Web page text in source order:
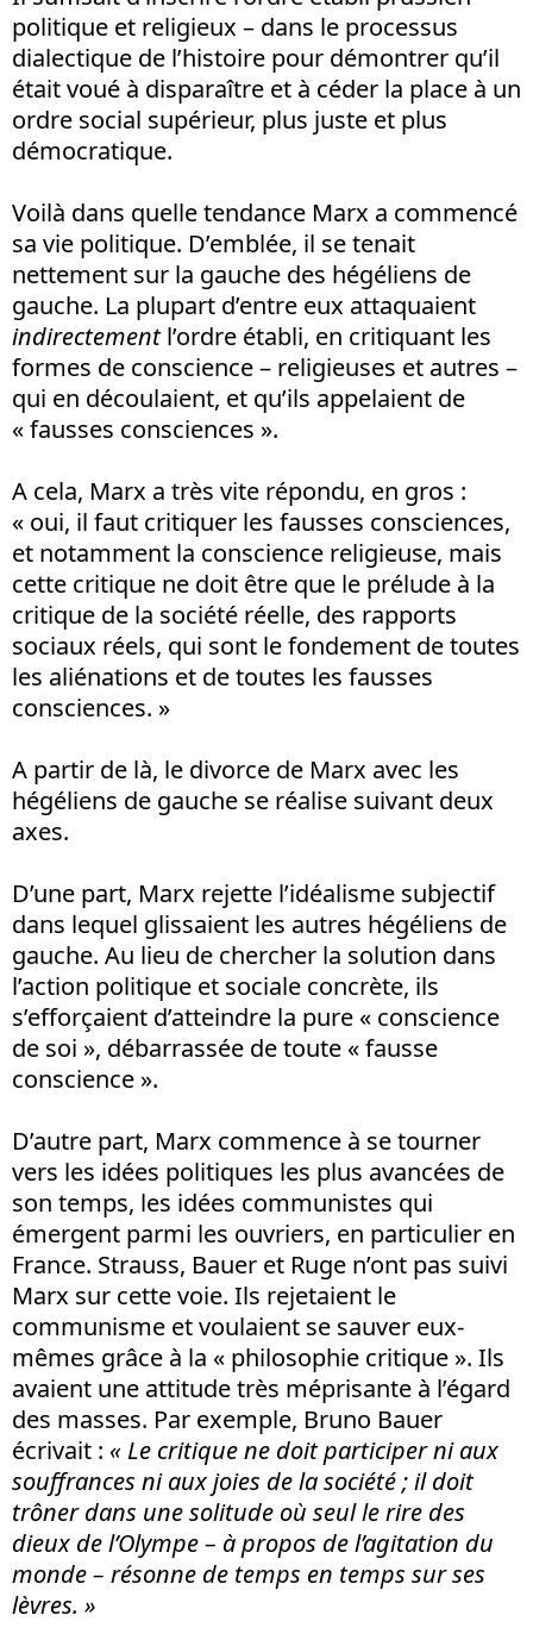
politique et religieux – dans le processus
dialectique de l’histoire pour démontrer qu’il
était voué à disparaître et à céder la place à un
ordre social supérieur, plus juste et plus
démocratique.
Voilà dans quelle tendance Marx a commencé
sa vie politique. D’emblée, il se tenait
nettement sur la gauche des hégéliens de
gauche. La plupart d’entre eux attaquaient
indirectementl’ordre établi, en critiquant les
formes de conscience – religieuses et autres –
qui en découlaient, et qu’ils appelaient de
« fausses consciences ».
A cela, Marx a très vite répondu, en gros :
« oui, il faut critiquer les fausses consciences,
et notamment la conscience religieuse, mais
cette critique ne doit être que le prélude à la
critique de la société réelle, des rapports
sociaux réels, qui sont le fondement de toutes
les aliénations et de toutes les fausses
consciences. »
A partir de là, le divorce de Marx avec les
hégéliens de gauche se réalise suivant deux
axes.
D’une part, Marx rejette l’idéalisme subjectif
dans lequel glissaient les autres hégéliens de
gauche. Au lieu de chercher la solution dans
l’action politique et sociale concrète, ils
s’efforçaient d’atteindre la pure « conscience
de soi », débarrassée de toute « fausse
conscience ».
D’autre part, Marx commence à se tourner
vers les idées politiques les plus avancées de
son temps, les idées communistes qui
émergent parmi les ouvriers, en particulier en
France. Strauss, Bauer et Ruge n’ont pas suivi
Marx sur cette voie. Ils rejetaient le
communisme et voulaient se sauver eux-
mêmes grâce à la « philosophie critique ». Ils
avaient une attitude très méprisante à l’égard
des masses. Par exemple, Bruno Bauer
écrivait : « Le critique ne doit participer ni aux
souffrances ni aux joies de la société ; il doit
trôner dans une solitude où seul le rire des
dieux de l’Olympe – à propos de l’agitation du
monde – résonne de temps en temps sur ses
lèvres. »